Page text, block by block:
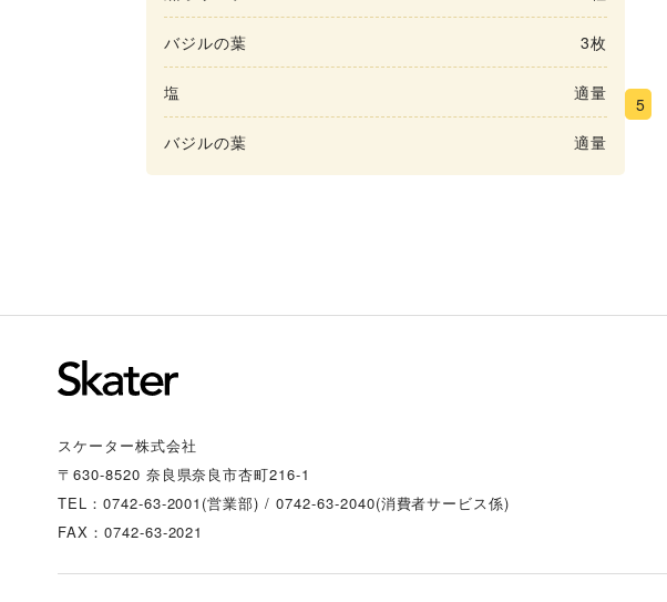
バジルの葉 3枚
塩 適量
バジルの葉 適量
5
スケーター株式会社
〒630-8520 奈良県奈良市杏町216-1
TEL：0742-63-2001(営業部)/ 0742-63-2040(消費者サービス係)
FAX：0742-63-2021